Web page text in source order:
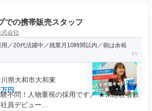
での携帯販売スタッフ
会社
／20代活躍中／残業月10時間以内／朝は余裕
県大和市大和東
円
不問！人物重視の採用です／ ★未経験者歓
員デビュー...